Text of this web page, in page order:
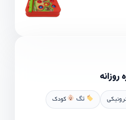
روزانه
تگ کودک